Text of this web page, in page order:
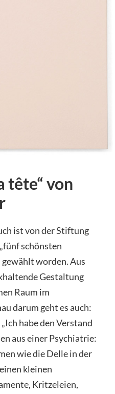
tête“ von
ist von der Stiftung
schönsten
worden. Aus
Gestaltung
Raum im
darum geht es auch:
habe den Verstand
aus einer Psychiatrie:
wie die Delle in der
kleinen
Kritzeleien,